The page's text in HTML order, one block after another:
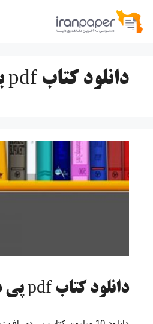
پرش
دانلود کتاب pdf بیندیشید و ثروتمند شوید
دانلود کتاب pdf پی دی اف [تا 98% تخفیف]